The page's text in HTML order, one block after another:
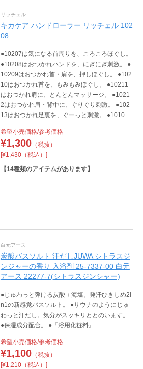
リッチェル
キカケア ハンドローラー リッチェル 102
08
●10207は気になる首周りを、ころころほぐし。
●10208はおつかれハンドを、にぎにぎ刺激。 ●
10209はおつかれ首・肩を、押しほぐし。 ●102
10はおつかれ首を、もみもみほぐし。 ●10211
はおつかれ肩に、とんとんマッサージ。 ●1021
2はおつかれ肩・背中に、ぐりぐり刺激。 ●102
13はおつかれ足裏を、ぐーっと刺激。 ●10100
はおつかれフェイスに、巻くだけマッサージ。
●10106はおつかれフェイスに、巻くだけマッサ
ージ。 ●10103はおつかれボディを、ころころ
ほぐし。 ●10104はおつかれ背中・腰を、ころ
希望小売価格/参考価格
¥1,300（税抜）
[¥1,430（税込）]
【14種類のアイテムがあります】
白元アース
炭酸バスソルト 汗だしJUWA シトラスジ
ンジャーの香り 入浴剤 25-7337-00 白元
アース 22277-7(シトラスジンシャー)
●じゅわっと弾ける炭酸＋海塩。発汗ひきしめ2i
n1の新感覚バスソルト。 ●サウナのようにじゅ
わっと汗だし。気分がスッキリととのいます。
●保湿成分配合。 ●『浴用化粧料』
希望小売価格/参考価格
¥1,100（税抜）
[¥1,210（税込）]